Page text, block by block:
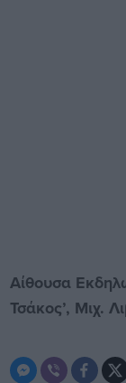
Αίθουσα
Τσάκος’, Μιχ.